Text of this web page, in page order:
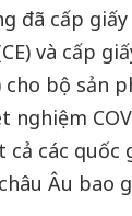
đã cấp
và cấp
cho bộ sản
nghiệm
các quốc
Âu bao